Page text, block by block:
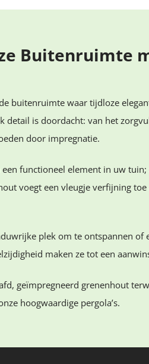
Buitenruimte
buitenruimte waar tijdloze
detail is doordacht: van het
door impregnatie.
een functioneel element in uw
voegt een vleugje verfijning
plek om te ontspannen of
maken ze tot een
geïmpregneerd grenenhout
hoogwaardige pergola’s.